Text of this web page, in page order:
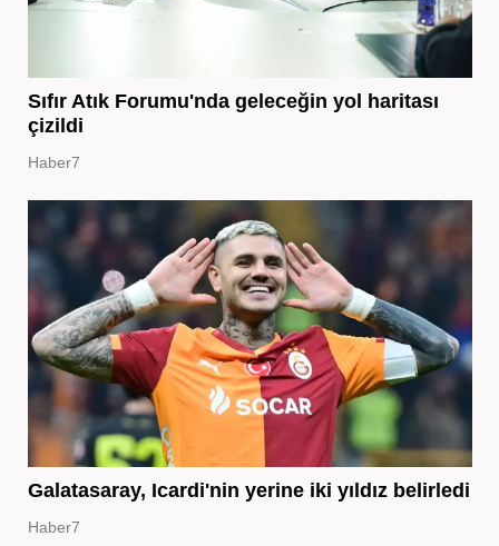
Sıfır Atık Forumu'nda geleceğin yol haritası
çizildi
Haber7
Galatasaray, Icardi'nin yerine iki yıldız belirledi
Haber7